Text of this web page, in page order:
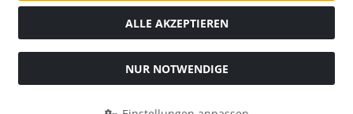
Widerrufsformular
ALLE AKZEPTIEREN
NUR NOTWENDIGE